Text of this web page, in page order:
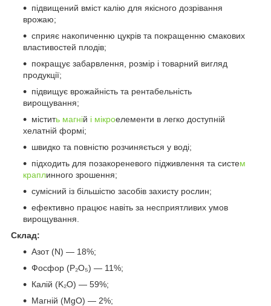
підвищений вміст калію для якісного дозрівання
врожаю;
сприяє накопиченню цукрів та покращенню смакових
властивостей плодів;
покращує забарвлення, розмір і товарний вигляд
продукції;
підвищує врожайність та рентабельність
вирощування;
містить магній і мікроелементи в легко доступній
хелатній формі;
швидко та повністю розчиняється у воді;
підходить для позакореневого підживлення та систем
краплинного зрошення;
сумісний із більшістю засобів захисту рослин;
ефективно працює навіть за несприятливих умов
вирощування.
Склад:
Азот (N) — 18%;
Фосфор (P₂O₅) — 11%;
Калій (K₂O) — 59%;
Магній (MgO) — 2%;